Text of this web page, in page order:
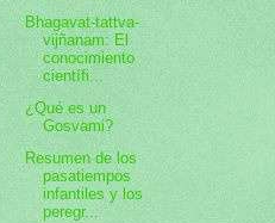
Bhagavat-tattva-
vijñanam: El
conocimiento
científi...
¿Qué es un
Gosvami?
Resumen de los
pasatiempos
infantiles y los
peregr...